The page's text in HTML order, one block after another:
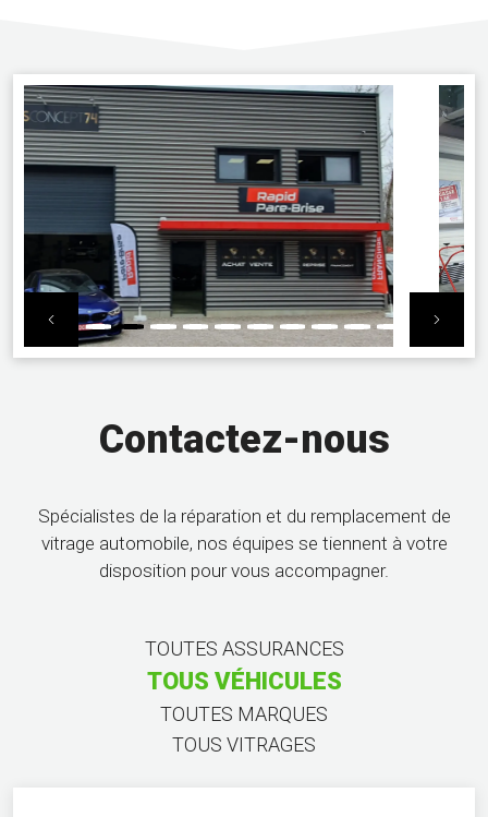
Previous Next
Contactez-nous
Spécialistes de la réparation et du remplacement de
vitrage automobile, nos équipes se tiennent à votre
disposition pour vous accompagner.
TOUTES ASSURANCES
TOUS VÉHICULES
TOUTES MARQUES
TOUS VITRAGES